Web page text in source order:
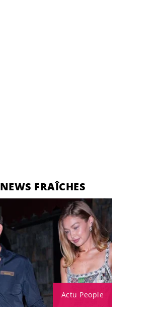
NEWS FRAÎCHES
Actu People